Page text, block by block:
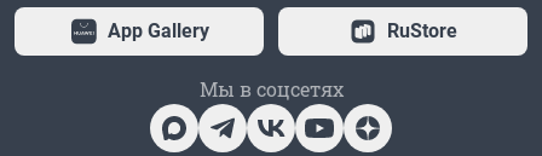
App Gallery RuStore
Мы в соцсетях